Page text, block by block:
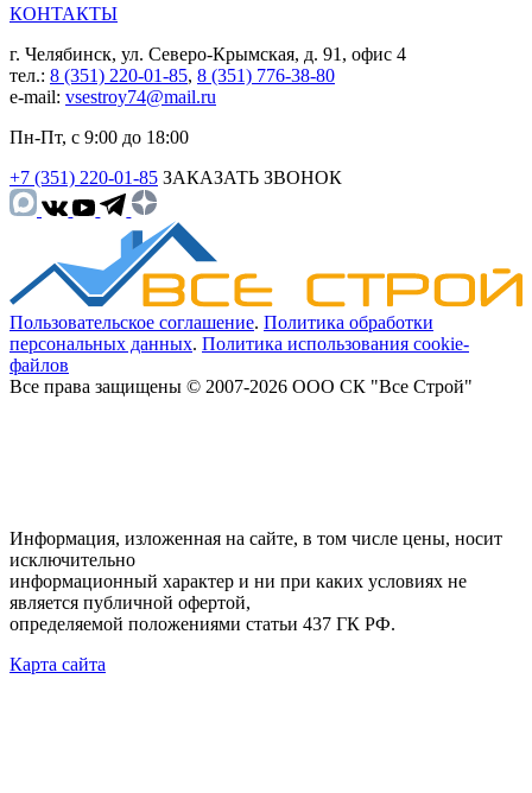
КОНТАКТЫ
г. Челябинск, ул. Северо-Крымская, д. 91, офис 4
тел.: 8 (351) 220-01-85, 8 (351) 776-38-80
e-mail: vsestroy74@mail.ru
Пн-Пт, с 9:00 до 18:00
+7 (351) 220-01-85 ЗАКАЗАТЬ ЗВОНОК
Пользовательское соглашение. Политика обработки
персональных данных. Политика использования cookie-
файлов
Все права защищены © 2007-2026 ООО СК "Все Строй"
Информация, изложенная на сайте, в том числе цены, носит
исключительно
информационный характер и ни при каких условиях не
является публичной офертой,
определяемой положениями статьи 437 ГК РФ.
Карта сайта